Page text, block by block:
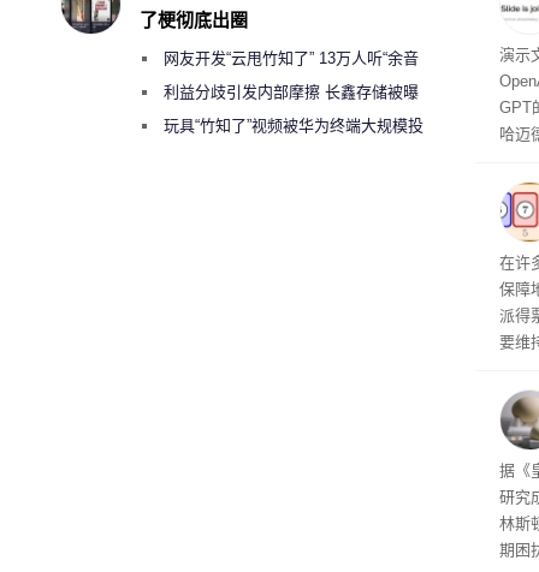
演示
GPT
哈迈
能
化为
终
人清
调
在许
保障
派得
要维
这
任何
对
据《
研究
林斯
期困
了梗彻底出圈
网友开发“云甩竹知了” 13万人听“余音
绕梁”利益分歧引发内部摩擦 长鑫存储被曝
曾将华为驻场工程师驱逐出研发基地
玩具“竹知了”视频被华为终端大规模投